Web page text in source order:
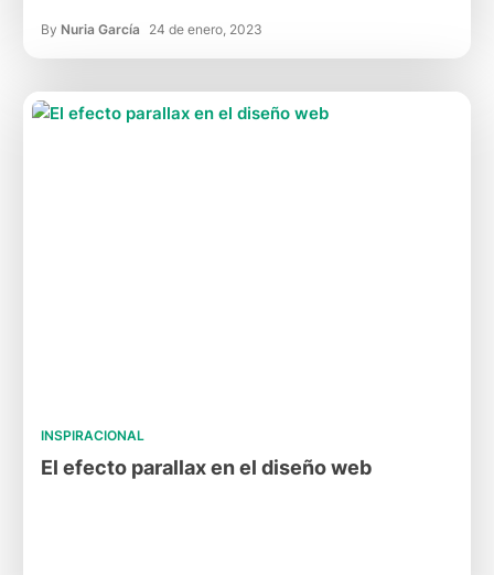
By Nuria García 24 de enero, 2023
INSPIRACIONAL
El efecto parallax en el diseño web